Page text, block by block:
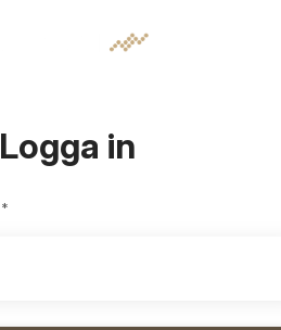
Logga in
*